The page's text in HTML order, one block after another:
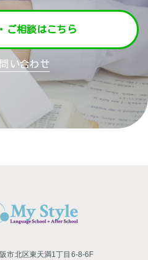
ご相談はこちら
い合わせ
市北区東天満1丁目6-8-6F